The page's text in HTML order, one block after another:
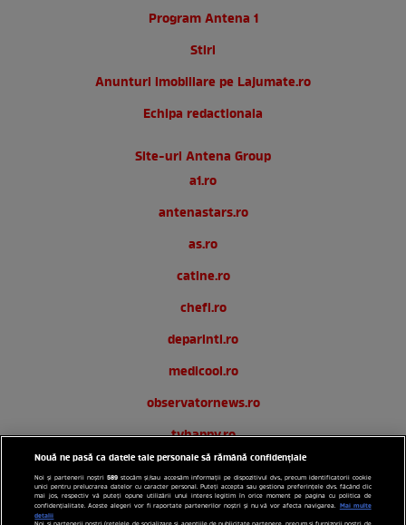
Program Antena 1
Stiri
Anunturi imobiliare pe Lajumate.ro
Echipa redactionala
Site-uri Antena Group
a1.ro
antenastars.ro
as.ro
catine.ro
chefi.ro
deparinti.ro
medicool.ro
observatornews.ro
tvhappy.ro
useit.ro
zutv.ro
Nouă ne pasă ca datele tale personale să rămână confidențiale
Noi și partenerii noștri589 stocăm și/sau accesăm informații pe dispozitivul dvs., precum identificatorii cookie
unici pentru prelucrarea datelor cu caracter personal. Puteți accepta sau gestiona preferințele dvs. făcând clic
mai jos, respectiv vă puteți opune utilizării unui interes legitim în orice moment pe pagina cu politica de
confidențialitate. Aceste alegeri vor fi raportate partenerilor noștri și nu vă vor afecta navigarea. Mai multe
detalii